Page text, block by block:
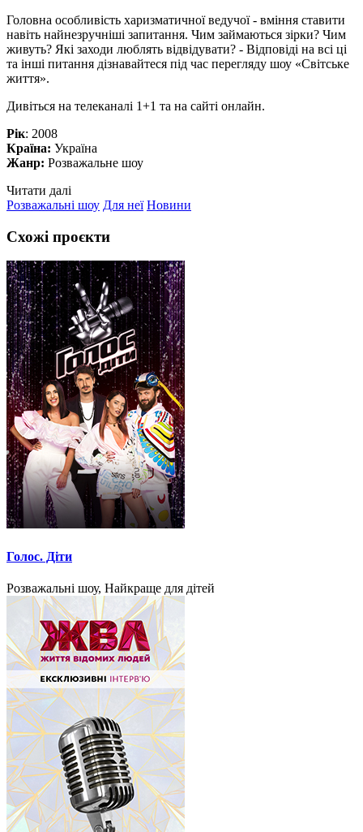
Головна особливість харизматичної ведучої - вміння ставити
навіть найнезручніші запитання. Чим займаються зірки? Чим
живуть? Які заходи люблять відвідувати? - Відповіді на всі ці
та інші питання дізнавайтеся під час перегляду шоу «Світське
життя».
Дивіться на телеканалі 1+1 та на сайті онлайн.
Рік: 2008
Країна: Україна
Жанр: Розважальне шоу
Читати далі
Розважальні шоу Для неї Новини
Схожі проєкти
Голос. Діти
Розважальні шоу, Найкраще для дітей